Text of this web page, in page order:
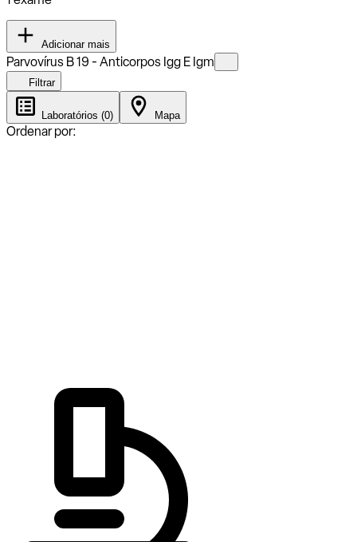
Adicionar mais
Parvovírus B 19 - Anticorpos Igg E Igm
Filtrar
Laboratórios (0) Mapa
Ordenar por: